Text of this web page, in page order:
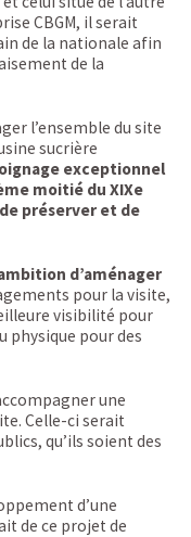
CBGM, il serait
de la nationale afin
de la
l’ensemble du site
sucrière
exceptionnel
moitié du XIXe
préserver et de
d’aménager
pour la visite,
visibilité pour
physique pour des
une
Celle-ci serait
qu’ils soient des
d’une
de ce projet de